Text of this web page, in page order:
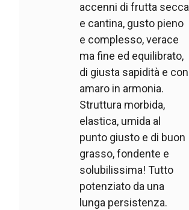
accenni di frutta secca
e cantina, gusto pieno
e complesso, verace
ma fine ed equilibrato,
di giusta sapidità e con
amaro in armonia.
Struttura morbida,
elastica, umida al
punto giusto e di buon
grasso, fondente e
solubilissima! Tutto
potenziato da una
lunga persistenza.